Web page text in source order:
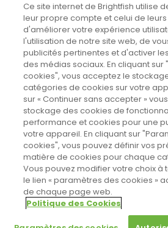
TOUTES LES NEWS
CINEVOX SUR FACEBOOK
Designed byPoids Plume
© Copyright 2011-2026, All Rights
Sahifa ThemeLicense is not validated,
page to validate the license, You
Ce site internet de Brightfish utilise
leur propre compte et celui de
d'améliorer votre expérience
l'utilisation de notre site web, de
publicités pertinentes et d'activer
des médias sociaux. En cliquant sur
cookies", vous acceptez le
catégories de cookies sur votre
sur « Continuer sans accepter »
stockage des cookies de
performance et cookies pour une
votre appareil. En cliquant sur
cookies", vous pouvez définir vos
matière de cookies pour chaque
Vous pouvez modifier votre choix à
le lien « paramètres des cookies »
de chaque page web.
Politique des Cookies